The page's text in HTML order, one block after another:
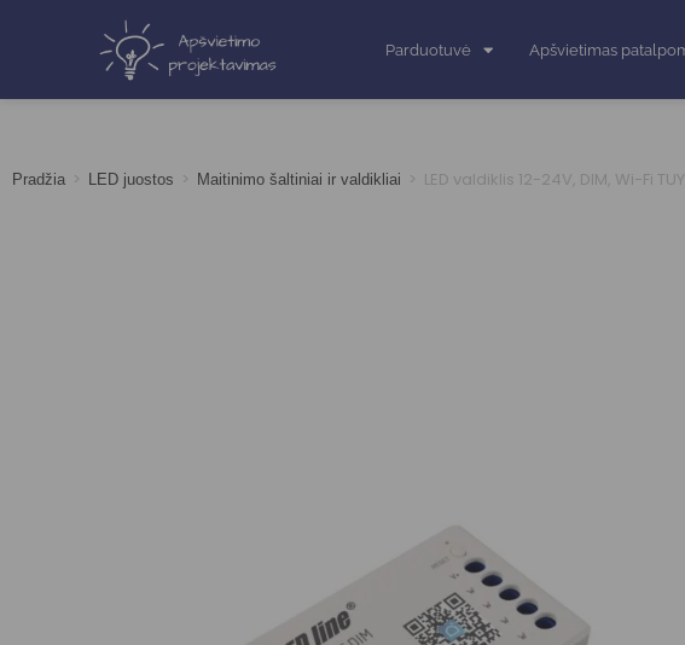
Parduotuvė Apšvietimas
Pradžia > LED juostos > Maitinimo šaltiniai ir valdikliai > LED valdiklis 12-24V, DIM, Wi-Fi